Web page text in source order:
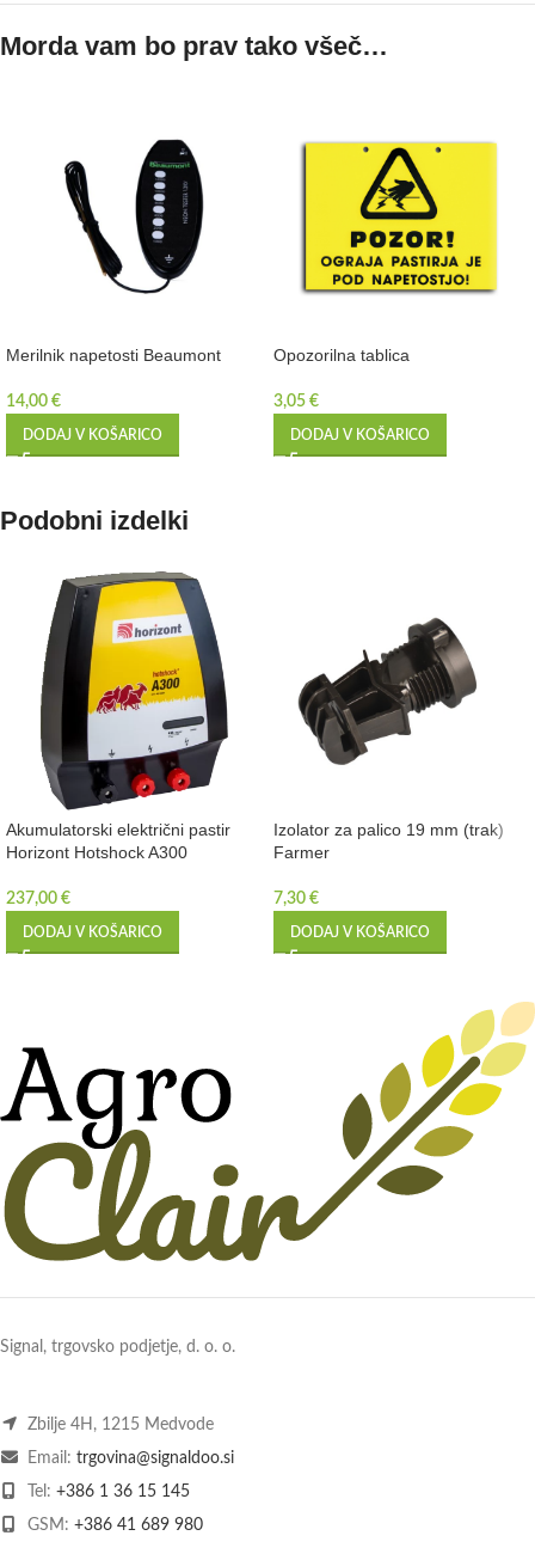
Morda vam bo prav tako všeč…
Merilnik napetosti Beaumont
14,00 €
DODAJ V KOŠARICO
Opozorilna tablica
3,05 €
DODAJ V KOŠARICO
Podobni izdelki
Akumulatorski električni pastir
Horizont Hotshock A300
237,00 €
DODAJ V KOŠARICO
Izolator za palico 19 mm (trak)
Farmer
7,30 €
DODAJ V KOŠARICO
Signal, trgovsko podjetje, d. o. o.
Zbilje 4H, 1215 Medvode
Email: trgovina@signaldoo.si
Tel: +386 1 36 15 145
GSM: +386 41 689 980